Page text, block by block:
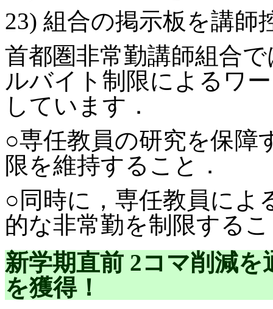
23) 組合の掲示板を講師
首都圏非常勤講師組合
ルバイト制限によるワ
しています．
○専任教員の研究を保障
限を維持すること．
○同時に，専任教員によ
的な非常勤を制限する
新学期直前 2コマ削減
を獲得！